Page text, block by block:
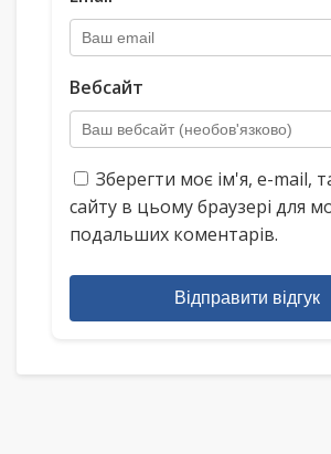
Вебсайт
Зберегти моє ім'я, e-mail,
сайту в цьому браузері для
подальших коментарів.
Відправити відгук